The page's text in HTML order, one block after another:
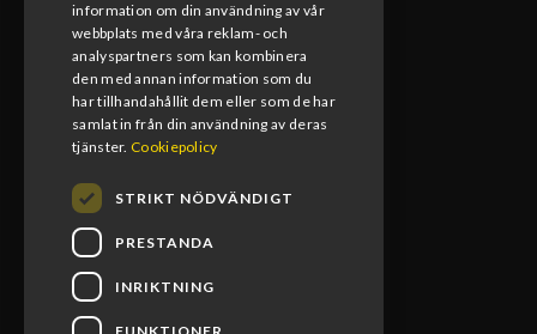
Lunchstängt
12:00-13:00
information om din användning av vår
webbplats med våra reklam- och
analyspartners som kan kombinera
den med annan information som du
har tillhandahållit dem eller som de har
samlat in från din användning av deras
tjänster. Cookiepolicy
STRIKT NÖDVÄNDIGT
PRESTANDA
INRIKTNING
FUNKTIONER